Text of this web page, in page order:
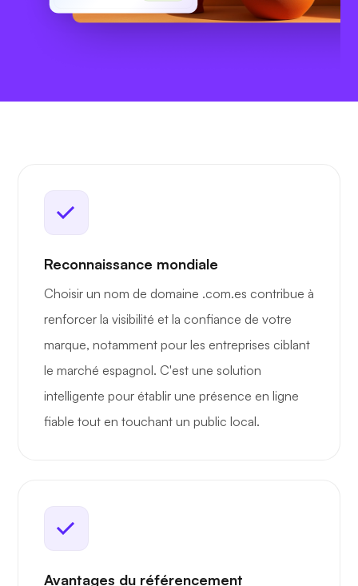
Reconnaissance mondiale
Choisir un nom de domaine .com.es contribue à
renforcer la visibilité et la confiance de votre
marque, notamment pour les entreprises ciblant
le marché espagnol. C'est une solution
intelligente pour établir une présence en ligne
fiable tout en touchant un public local.
Avantages du référencement